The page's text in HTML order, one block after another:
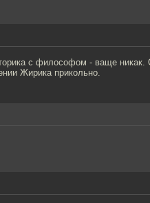
с философом - ваще
Жирика прикольно.